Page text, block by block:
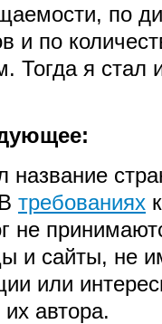
по
и по
Тогда я стал
название
требованиях
не
и сайты, не
или
автора.